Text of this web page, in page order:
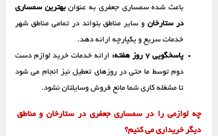
باعث شده سمساری جعفری به عنوانبهترین سمساری
در ستارخانو سایر مناطق بتواند در تمامی مناطق شهر
خدمات سریع و یکپارچه ارائه دهد.
پاسخگویی ۷ روز هفته:
ارائه خدمات خرید لوازم دست
دوم توسط ما حتی در روزهای تعطیل نیز انجام می شود
تا مشغله کاری شما مانع فروش وسایلتان نشود.
چه لوازمی را در سمساری جعفری در ستارخان و مناطق
دیگر خریداری می کنیم؟